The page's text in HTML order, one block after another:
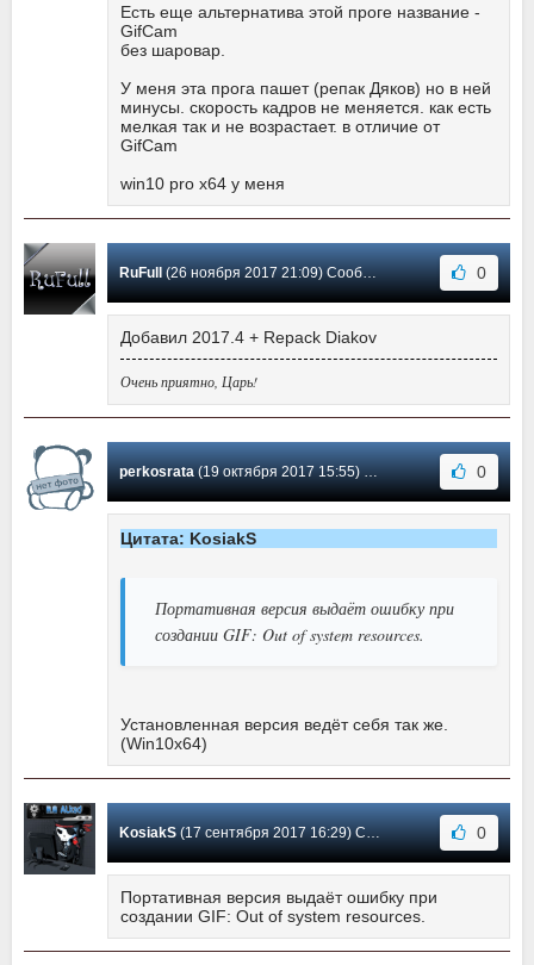
Есть еще альтернатива этой проге название -
GifCam
без шаровар.
У меня эта прога пашет (репак Дяков) но в ней
минусы. скорость кадров не меняется. как есть
мелкая так и не возрастает. в отличие от
GifCam
win10 pro х64 у меня
RuFull (26 ноября 2017 21:09) Сообщение #11 0
Добавил 2017.4 + Repack Diakov
Очень приятно, Царь!
perkosrata(19 октября 2017 15:55) Сообщение #10 0
Цитата: KosiakS
Портативная версия выдаёт ошибку при
создании GIF: Out of system resources.
Установленная версия ведёт себя так же.
(Win10x64)
KosiakS(17 сентября 2017 16:29) Сообщение #9 0
Портативная версия выдаёт ошибку при
создании GIF: Out of system resources.